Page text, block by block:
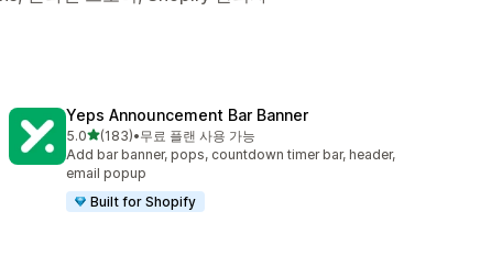
Yeps Announcement Bar Banner
5.0별 5개 중
(183)
총 리뷰 183개
•무료 플랜 사용 가능
Add bar banner, pops, countdown timer bar, header,
email popup
Built for Shopify